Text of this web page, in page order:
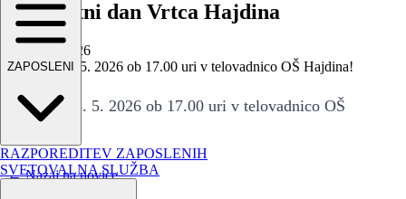
ZAPOSLENI
RAZPOREDITEV ZAPOSLENIH
SVETOVALNA SLUŽBA
16. rojstni dan Vrtca Hajdina
📅 10.05.2026
Vabljeni 15. 5. 2026 ob 17.00 uri v telovadnico OŠ Hajdina!
Vabljeni 15. 5. 2026 ob 17.00 uri v telovadnico OŠ
← Nazaj na novice